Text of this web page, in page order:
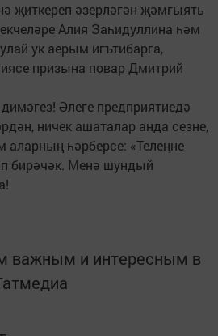
җиткереп әзерләгән җәмгыять
Алия Заһидуллина һәм
ук аерым игътибарга,
призына повар Дмитрий
Әлеге предприятиедә
ничек ашаталар анда сезне,
һәрберсе: «Телеңне
бирәчәк. Менә шундый
важным и интересным в